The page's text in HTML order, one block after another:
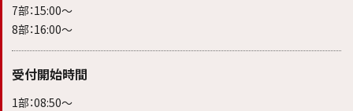
7部：15:00〜
8部：16:00〜
受付開始時間
1部：08:50〜